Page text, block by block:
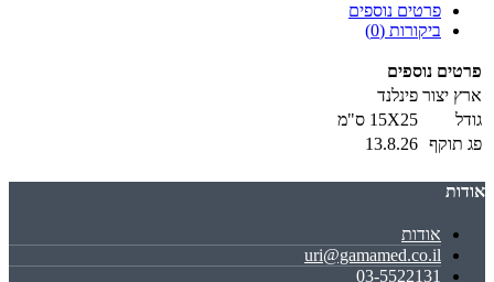
פרטים נוספים
ביקורות (0)
פרטים נוספים
ארץ יצור פינלנד
גודל
15X25 ס"מ
פג תוקף 13.8.26
אודות
אודות
uri@gamamed.co.il
03-5522131